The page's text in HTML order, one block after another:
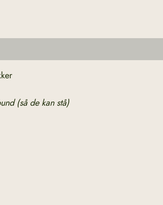
(så de kan stå)